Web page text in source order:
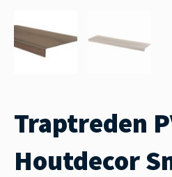
Traptreden
Houtdecor